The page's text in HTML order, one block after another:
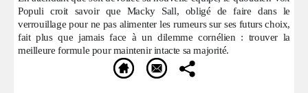
Populi croit savoir que Macky Sall, obligé de faire dans le
verrouillage pour ne pas alimenter les rumeurs sur ses futurs choix,
fait plus que jamais face à un dilemme cornélien : trouver la
meilleure formule pour maintenir intacte sa majorité.